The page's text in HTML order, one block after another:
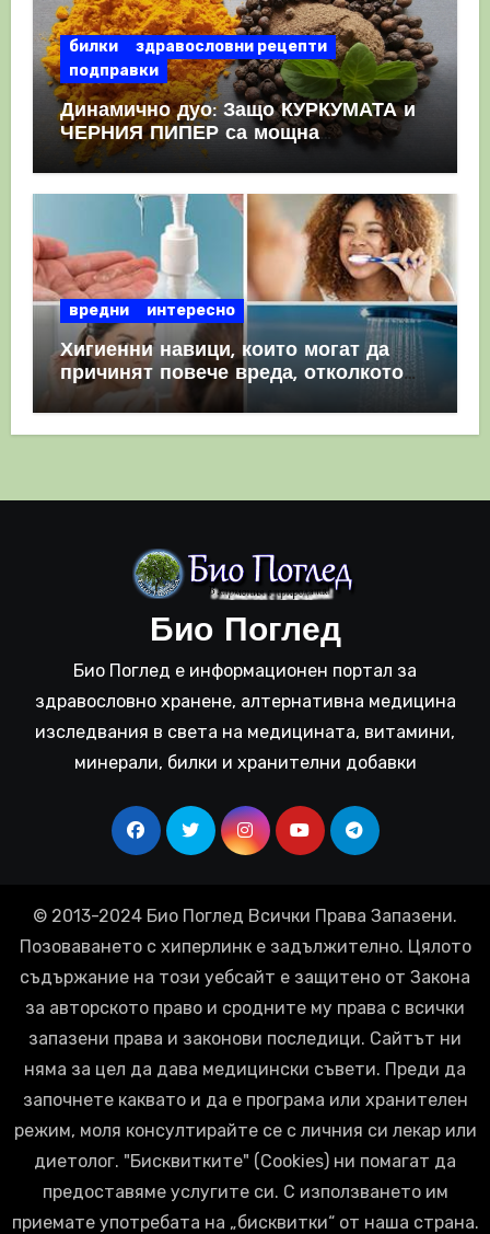
билки
здравословни рецепти
подправки
Динамично дуо: Защо КУРКУМАТА и
ЧЕРНИЯ ПИПЕР са мощна
комбинация
вредни интересно
Хигиенни навици, които могат да
причинят повече вреда, отколкото
полза
Био Поглед
Био Поглед е информационен портал за
здравословно хранене, алтернативна медицина
изследвания в света на медицината, витамини,
минерали, билки и хранителни добавки
© 2013-2024 Био Поглед Всички Права Запазени.
Позоваването с хиперлинк е задължително. Цялото
съдържание на този уебсайт е защитено от Закона
за авторското право и сродните му права с всички
запазени права и законови последици. Сайтът ни
няма за цел да дава медицински съвети. Преди да
започнете каквато и да е програма или хранителен
режим, моля консултирайте се с личния си лекар или
диетолог. "Бисквитките" (Cookies) ни помагат да
предоставяме услугите си. С използването им
приемате употребата на „бисквитки“ от наша страна.